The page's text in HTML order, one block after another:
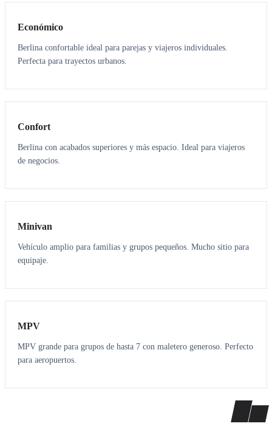
Económico
Berlina confortable ideal para parejas y viajeros individuales.
Perfecta para trayectos urbanos.
3 3
Confort
Berlina con acabados superiores y más espacio. Ideal para viajeros
de negocios.
6 5
Minivan
Vehículo amplio para familias y grupos pequeños. Mucho sitio para
equipaje.
7 7
MPV
MPV grande para grupos de hasta 7 con maletero generoso. Perfecto
para aeropuertos.